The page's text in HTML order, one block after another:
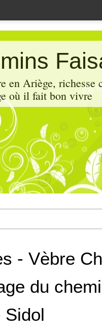
en Ariège,
où il fait bon vivre
- Vèbre
du
Sidol